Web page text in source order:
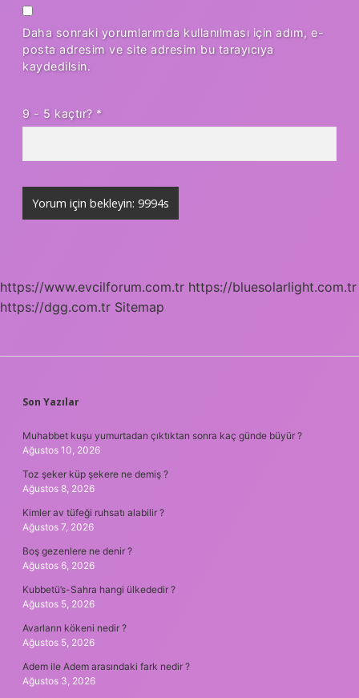
Daha sonraki yorumlarımda kullanılması için adım, e-
posta adresim ve site adresim bu tarayıcıya
kaydedilsin.
9 - 5 kaçtır? *
https://www.evcilforum.com.tr https://bluesolarlight.com.tr
https://dgg.com.tr Sitemap
SIDEBAR
Son Yazılar
Muhabbet kuşu yumurtadan çıktıktan sonra kaç günde büyür ?
Ağustos 10, 2026
Toz şeker küp şekere ne demiş ?
Ağustos 8, 2026
Kimler av tüfeği ruhsatı alabilir ?
Ağustos 7, 2026
Boş gezenlere ne denir ?
Ağustos 6, 2026
Kubbetü’s-Sahra hangi ülkededir ?
Ağustos 5, 2026
Avarların kökeni nedir ?
Ağustos 5, 2026
Adem ile Adem arasındaki fark nedir ?
Ağustos 3, 2026